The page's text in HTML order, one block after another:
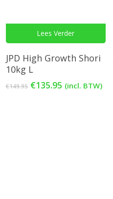
Lees Verder
JPD High Growth Shori
10kg L
€149.95 Oorspronkelijke
€135.95Huidige
(incl. BTW)